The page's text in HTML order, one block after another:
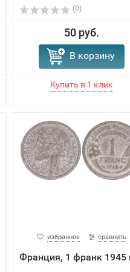
(0)
50 руб.
В корзину
избранное сравнить
Франция, 1 франк 1945